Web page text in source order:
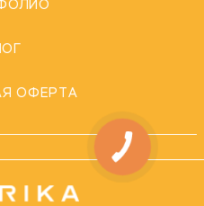
ОФЕРТА